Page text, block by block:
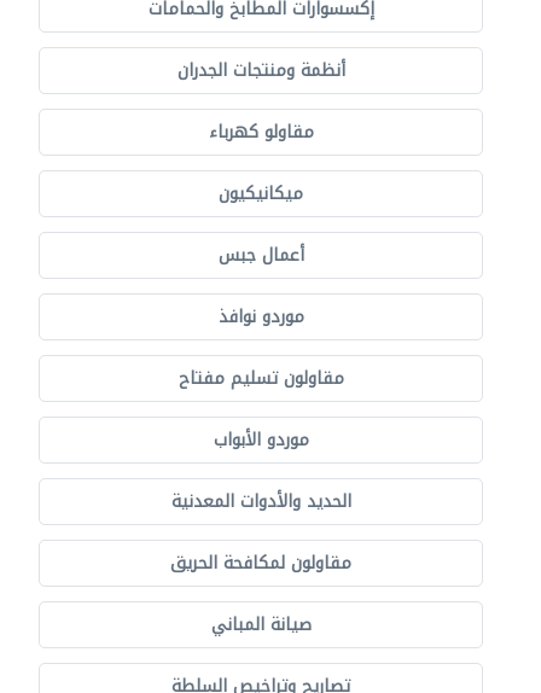
إكسسوارات المطابخ والحمامات
أنظمة ومنتجات الجدران
مقاولو كهرباء
ميكانيكيون
أعمال جبس
موردو نوافذ
مقاولون تسليم مفتاح
موردو الأبواب
الحديد والأدوات المعدنية
مقاولون لمكافحة الحريق
صيانة المباني
تصاريح وتراخيص السلطة